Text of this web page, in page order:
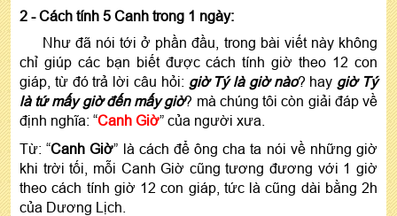
2 - Cách tính 5 Canh trong 1 ngày:
Như đã nói tới ở phần đầu, trong bài viết này không
chỉ giúp các bạn biết được cách tính giờ theo 12 con
giáp, từ đó trả lời câu hỏi: giờ Tý là giờ nào? hay giờ Tý
là tứ mấy giờ đến mấy giờ? mà chúng tôi còn giải đáp về
định nghĩa: “Canh Giờ” của người xưa.
Từ: “Canh Giờ” là cách để ông cha ta nói về những giờ
khi trời tối, mỗi Canh Giờ cũng tương đương với 1 giờ
theo cách tính giờ 12 con giáp, tức là cũng dài bằng 2h
của Dương Lịch.